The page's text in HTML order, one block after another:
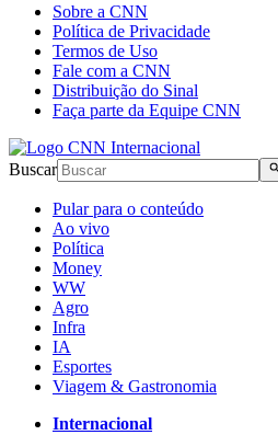
Sobre a CNN
Política de Privacidade
Termos de Uso
Fale com a CNN
Distribuição do Sinal
Faça parte da Equipe CNN
Buscar
Pular para o conteúdo
Ao vivo
Política
Money
WW
Agro
Infra
IA
Esportes
Viagem & Gastronomia
Internacional